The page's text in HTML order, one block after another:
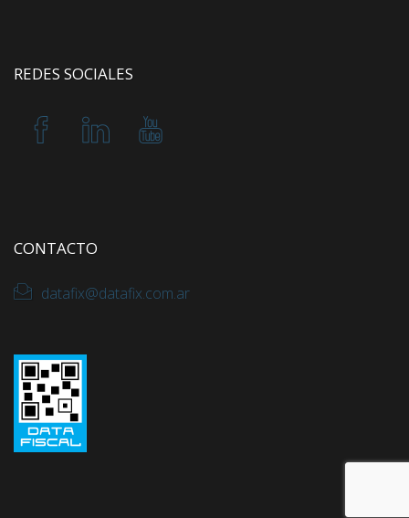
REDES SOCIALES
CONTACTO
datafix@datafix.com.ar